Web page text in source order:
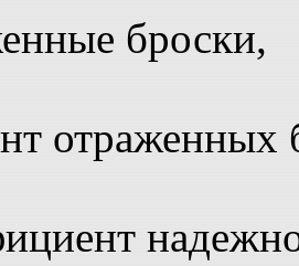
броски,
отраженных